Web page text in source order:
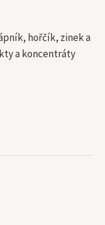
hořčík, zinek a
a koncentráty